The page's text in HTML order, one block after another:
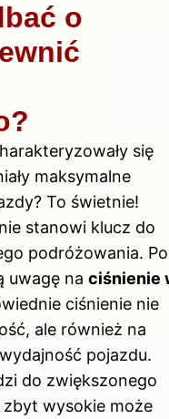
o
się
maksymalne
To świetnie!
stanowi klucz do
podróżowania. Po
uwagę na ciśnienie
ciśnienie nie
ale również na
pojazdu.
do zwiększonego
wysokie może